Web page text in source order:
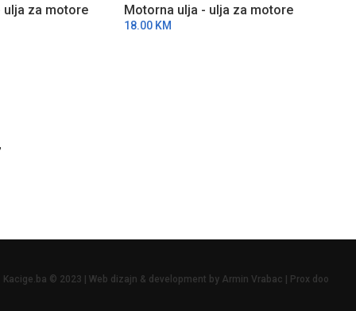
ulja za motore
Motorna ulja - ulja za motore
18.00 KM
Kacige.ba © 2023 | Web dizajn & development by Armin Vrabac | Prox doo